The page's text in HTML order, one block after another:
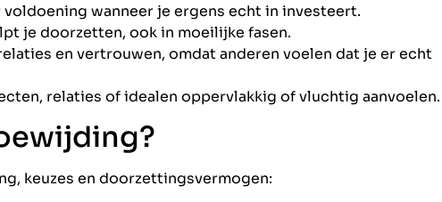
voldoening wanneer je ergens echt in investeert.
je doorzetten, ook in moeilijke fasen.
en vertrouwen, omdat anderen voelen dat je er echt
relaties of idealen oppervlakkig of vluchtig aanvoelen.
keuzes en doorzettingsvermogen: